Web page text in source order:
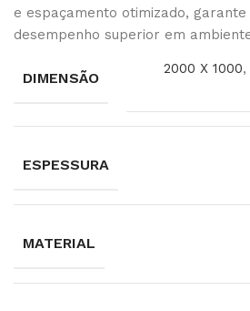
e espaçamento otimizado, garante
desempenho superior em
DIMENSÃO
2000 X 1000
ESPESSURA
MATERIAL